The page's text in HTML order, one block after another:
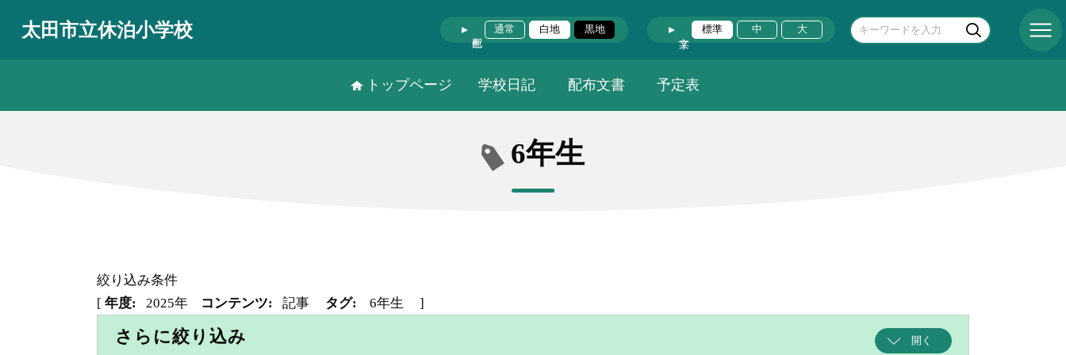
太田市立休泊小学校 通常 白地 黒地 標準 中 大
トップページ 学校日記 配布文書 予定表
6年生
絞り込み条件
[ 年度: 2025年 コンテンツ: 記事 タグ: 6年生 ]
さらに絞り込み 開く